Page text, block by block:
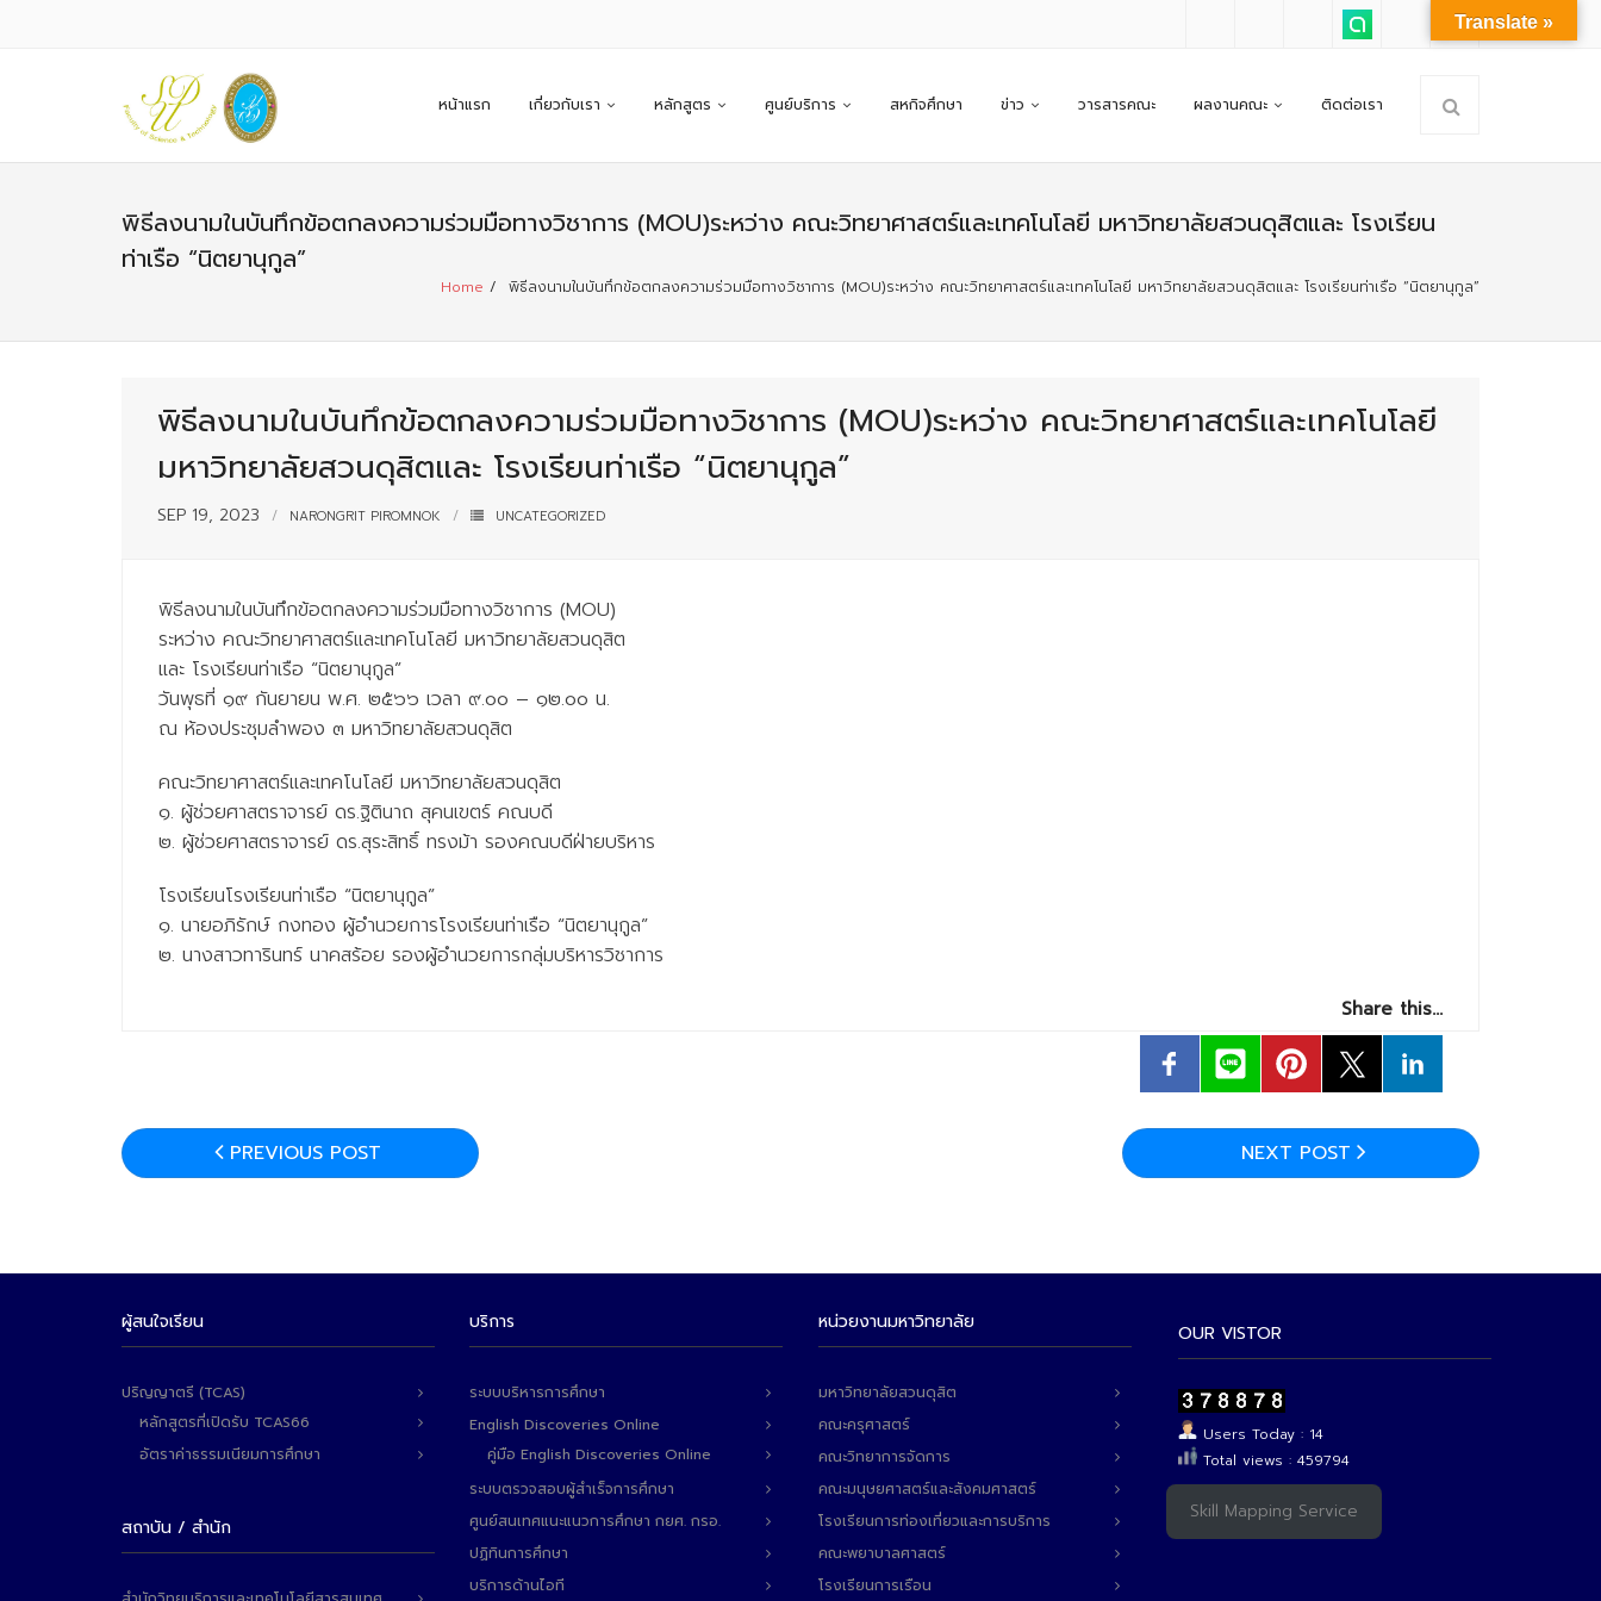
หน้าแรก เกี่ยวกับเรา หลักสูตร ศูนย์บริการ สหกิจศึกษา ข่าว วารสารคณะ ผลงานคณะ ติดต่อเรา
พิธีลงนามในบันทึกข้อตกลงความร่วมมือทางวิชาการ (MOU)ระหว่าง คณะวิทยาศาสตร์และเทคโนโลยี มหาวิทยาลัยสวนดุสิตและ โรงเรียน
ท่าเรือ “นิตยานุกูล”
Home / พิธีลงนามในบันทึกข้อตกลงความร่วมมือทางวิชาการ (MOU)ระหว่าง คณะวิทยาศาสตร์และเทคโนโลยี มหาวิทยาลัยสวนดุสิตและ โรงเรียนท่าเรือ “นิตยานุกูล”
พิธีลงนามในบันทึกข้อตกลงความร่วมมือทางวิชาการ (MOU)ระหว่าง คณะวิทยาศาสตร์และเทคโนโลยี
มหาวิทยาลัยสวนดุสิตและ โรงเรียนท่าเรือ “นิตยานุกูล”
SEP 19, 2023 NARONGRIT PIROMNOK UNCATEGORIZED
พิธีลงนามในบันทึกข้อตกลงความร่วมมือทางวิชาการ (MOU)
ระหว่าง คณะวิทยาศาสตร์และเทคโนโลยี มหาวิทยาลัยสวนดุสิต
และ โรงเรียนท่าเรือ “นิตยานุกูล”
วันพุธที่ ๑๙ กันยายน พ.ศ. ๒๕๖๖ เวลา ๙.๐๐ – ๑๒.๐๐ น.
ณ ห้องประชุมลำพอง ๓ มหาวิทยาลัยสวนดุสิต
คณะวิทยาศาสตร์และเทคโนโลยี มหาวิทยาลัยสวนดุสิต
๑. ผู้ช่วยศาสตราจารย์ ดร.ฐิตินาถ สุคนเขตร์ คณบดี
๒. ผู้ช่วยศาสตราจารย์ ดร.สุระสิทธิ์ ทรงม้า รองคณบดีฝ่ายบริหาร
โรงเรียนโรงเรียนท่าเรือ “นิตยานุกูล”
๑. นายอภิรักษ์ กงทอง ผู้อำนวยการโรงเรียนท่าเรือ “นิตยานุกูล”
๒. นางสาวทารินทร์ นาคสร้อย รองผู้อำนวยการกลุ่มบริหารวิชาการ
Share this…
PREVIOUS POST NEXT POST
ผู้สนใจเรียน
ปริญญาตรี (TCAS)
หลักสูตรที่เปิดรับ TCAS66
อัตราค่าธรรมเนียมการศึกษา
สถาบัน / สำนัก
บริการ
ระบบบริหารการศึกษา
English Discoveries Online
คู่มือ English Discoveries Online
ระบบตรวจสอบผู้สำเร็จการศึกษา
ศูนย์สนเทศแนะแนวการศึกษา กยศ. กรอ.
ปฏิทินการศึกษา
บริการด้านไอที
หน่วยงานมหาวิทยาลัย
มหาวิทยาลัยสวนดุสิต
คณะครุศาสตร์
คณะวิทยาการจัดการ
คณะมนุษยศาสตร์และสังคมศาสตร์
โรงเรียนการท่องเที่ยวและการบริการ
คณะพยาบาลศาสตร์
โรงเรียนการเรือน
OUR VISTOR
Users Today : 14
Total views : 459794
Skill Mapping Service
Translate »